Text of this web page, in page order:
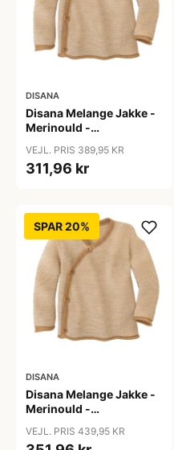
DISANA
Disana Melange Jakke -
Merinould -
VEJL. PRIS 389,95 KR
311,96 kr
SPAR 20%
DISANA
Disana Melange Jakke -
Merinould -
VEJL. PRIS 439,95 KR